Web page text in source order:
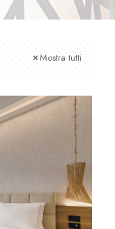
Mostra tutti